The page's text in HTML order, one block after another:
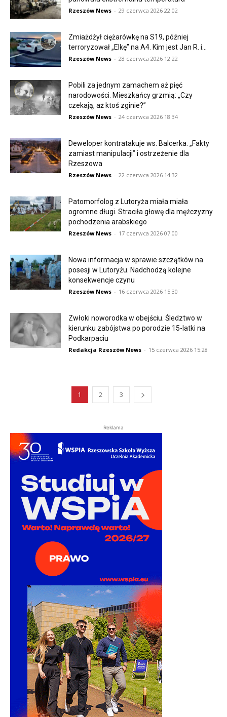
Rzeszów News - 29 czerwca 2026 22:02
Zmiażdżył ciężarówkę na S19, później
terroryzował „Elkę” na A4. Kim jest Jan R. i...
Rzeszów News - 28 czerwca 2026 12:22
Pobili za jednym zamachem aż pięć
narodowości. Mieszkańcy grzmią: „Czy
czekają, aż ktoś zginie?”
Rzeszów News - 24 czerwca 2026 18:34
Deweloper kontratakuje ws. Balcerka. „Fakty
zamiast manipulacji” i ostrzeżenie dla
Rzeszowa
Rzeszów News - 22 czerwca 2026 14:32
Patomorfolog z Lutoryża miała miała
ogromne długi. Straciła głowę dla mężczyzny
pochodzenia arabskiego
Rzeszów News - 17 czerwca 2026 07:00
Nowa informacja w sprawie szczątków na
posesji w Lutoryżu. Nadchodzą kolejne
konsekwencje czynu
Rzeszów News - 16 czerwca 2026 15:30
Zwłoki noworodka w obejściu. Śledztwo w
kierunku zabójstwa po porodzie 15-latki na
Podkarpaciu
Redakcja Rzeszów News - 15 czerwca 2026 15:28
1 2 3
Reklama